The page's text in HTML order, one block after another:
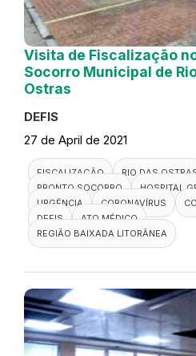
Visita de Fiscalização
Socorro Municipal de
Ostras
DEFIS
27 de April de 2021
FISCALIZAÇÃO
RIO DAS
PRONTO SOCORRO
HOSPITAL
URGÊNCIA
CORONAVÍRUS
DEFIS
ATO MÉDICO
REGIÃO BAIXADA LITORÂNEA